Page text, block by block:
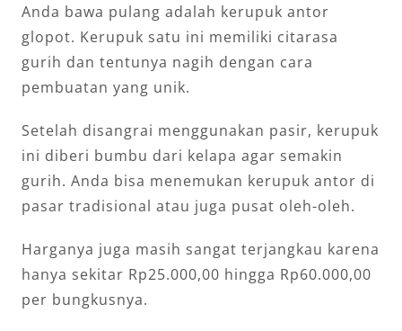
Anda bawa pulang adalah kerupuk antor
glopot. Kerupuk satu ini memiliki citarasa
gurih dan tentunya nagih dengan cara
pembuatan yang unik.
Setelah disangrai menggunakan pasir, kerupuk
ini diberi bumbu dari kelapa agar semakin
gurih. Anda bisa menemukan kerupuk antor di
pasar tradisional atau juga pusat oleh-oleh.
Harganya juga masih sangat terjangkau karena
hanya sekitar Rp25.000,00 hingga Rp60.000,00
per bungkusnya.